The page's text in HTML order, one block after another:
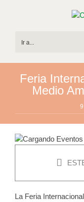
Ir a...
Feria
Medio
La Feria